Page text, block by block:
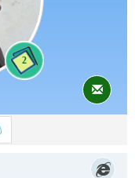
2